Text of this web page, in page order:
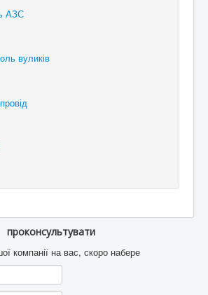
АЗС
вуликів
проконсультувати
компанії на вас, скоро набере